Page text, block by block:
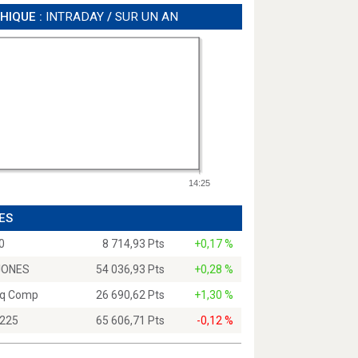
: INTRADAY /SUR UN AN
14:25
8 714,93 Pts
+0,17 %
54 036,93 Pts
+0,28 %
Comp
26 690,62 Pts
+1,30 %
65 606,71 Pts -0,12 %